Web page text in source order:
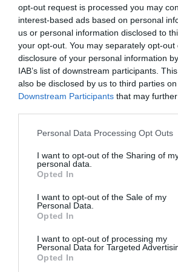
opt-out request is processed you may
interest-based ads based on personal
us or personal information disclosed to
your opt-out. You may separately opt-
disclosure of your personal information
IAB’s list of downstream participants.
also be disclosed by us to third parties
Downstream Participants that may
Please note that this website/app uses
not limited to your visit or usage
grant or deny consent to Google and its
use your data for below specified
consent section.
Personal Data Processing Opt Outs
I want to opt-out of the Sharing of
personal data.
Opted In
I want to opt-out of the Sale of my
Personal Data.
Opted In
I want to opt-out of processing my
Personal Data for Targeted
Opted In
Plain...